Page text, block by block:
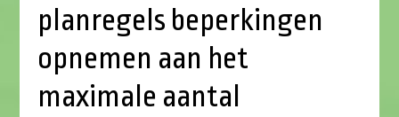
planregels beperkingen
opnemen aan het
maximale aantal